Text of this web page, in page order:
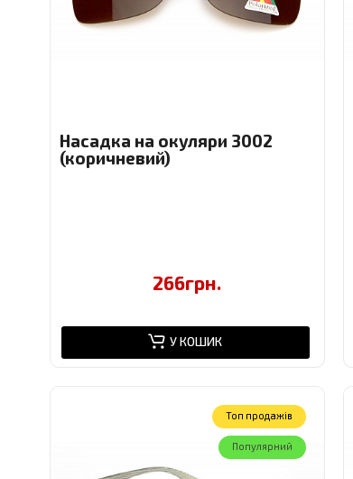
Насадка на окуляри 3002
(коричневий)
266грн.
У КОШИК
Toп продажів
Популярний